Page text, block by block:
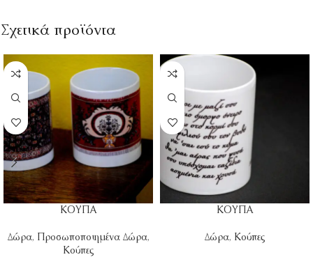
Σχετικά προϊόντα
ΚΟΥΠΑ
Δώρα, Προσωποποιημένα Δώρα,
Κούπες
ΚΟΥΠΑ
Δώρα, Κούπες